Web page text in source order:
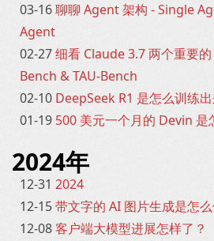
03-16聊聊 Agent 架构 - Single
Agent
02-27细看 Claude 3.7 两个重要
Bench & TAU-Bench
02-10 DeepSeek R1 是怎么训练
01-19 500 美元一个月的 Devin 是
2024年
12-31 2024
12-15带文字的 AI 图片生成是怎么
12-08客户端大模型进展怎样了？